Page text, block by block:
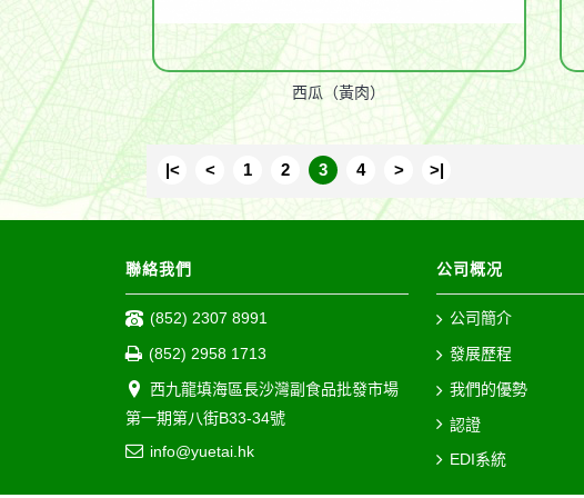
西瓜（黃肉）
|< < 1 2 3 4 > >|
聯絡我們
(852) 2307 8991
(852) 2958 1713
西九龍填海區長沙灣副食品批發市場
第一期第八街B33-34號
info@yuetai.hk
公司概况
公司簡介
發展歷程
我們的優勢
認證
EDI系統